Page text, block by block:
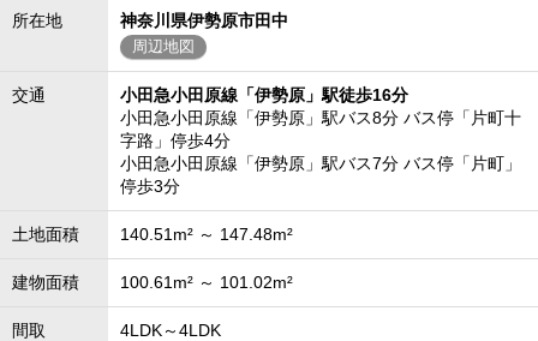
所在地 神奈川県伊勢原市田中
周辺地図
交通
小田急小田原線「伊勢原」駅徒歩16分
小田急小田原線「伊勢原」駅バス8分 バス停「片町十
字路」停歩4分
小田急小田原線「伊勢原」駅バス7分 バス停「片町」
停歩3分
土地面積 140.51m² ～ 147.48m²
建物面積 100.61m² ～ 101.02m²
間取 4LDK～4LDK